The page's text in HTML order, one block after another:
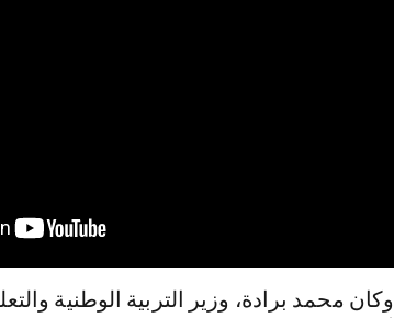
وكان محمد برادة، وزير التربية الوطنية